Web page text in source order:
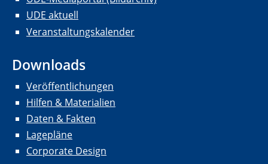
UDE aktuell
Veranstaltungskalender
Downloads
Veröffentlichungen
Hilfen & Materialien
Daten & Fakten
Lagepläne
Corporate Design